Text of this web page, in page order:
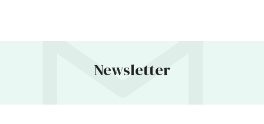
Newsletter